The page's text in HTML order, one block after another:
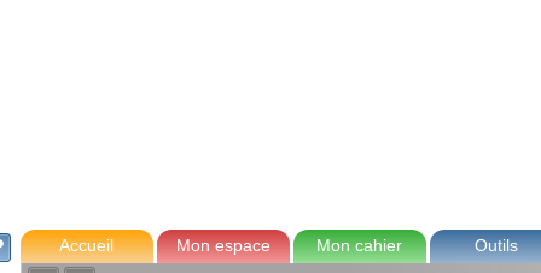
Accueil Mon espace Mon cahier Outils